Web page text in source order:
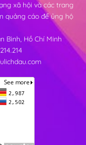
xã hội và các trang
quảng cáo để ủng hộ
Bình, Hồ Chí Minh